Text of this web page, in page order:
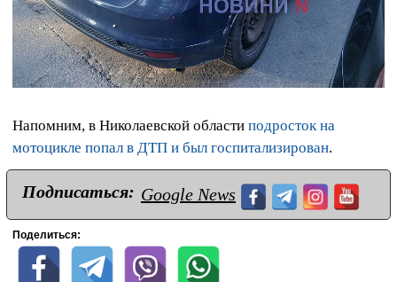
Напомним, в Николаевской области подросток на
мотоцикле попал в ДТП и был госпитализирован.
Подписаться: Google News
Поделиться: